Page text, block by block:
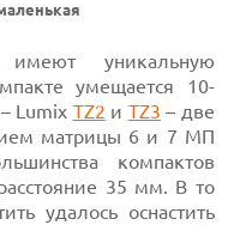
уникальную
умещается 10-
Lumix TZ2 и TZ3 – две
матрицы 6 и 7 МП
компактов
35 мм. В то
удалось оснастить